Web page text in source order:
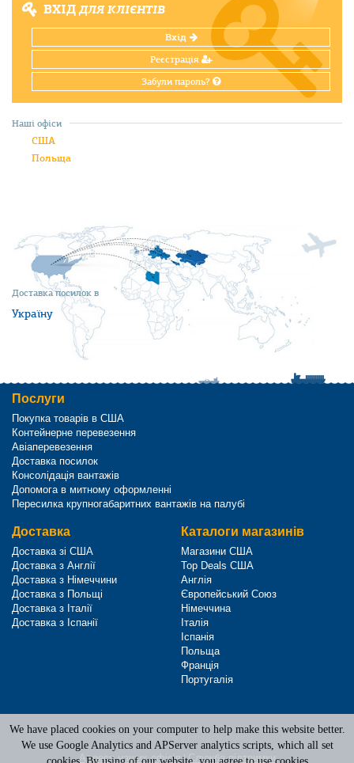
ВХІДДЛЯ КЛІЄНТІВ
Вхід
Реєстрація
Забули пароль?
Доставка посилок в
Україну
Наші офіси
США
Польща
Послуги
Покупка товарів в США
Контейнерне перевезення
Авіаперевезення
Доставка посилок
Консолідація вантажів
Допомога в митному оформленні
Пересилка крупногабаритних вантажів на палубі
Доставка
Доставка зі США
Доставка з Англії
Доставка з Німеччини
Доставка з Польщі
Доставка з Італії
Доставка з Іспанії
Каталоги магазинів
Магазини США
Top Deals США
Англія
Європейський Союз
Німеччина
Італія
Іспанія
Польща
Франція
Португалія
Terms of Service
Privacy Policy
Адреси наших офісів|Служба підтримки
We have placed cookies on your computer to help make this website better.
We use Google Analytics and APServer analytics scripts, which all set